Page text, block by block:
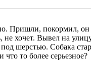
Пришли, покормил,
хочет. Вывел на
шерстью. Собака
то более серьезное?